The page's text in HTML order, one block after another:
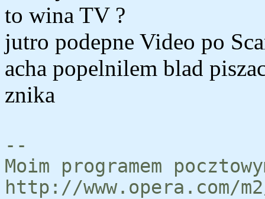
to wina TV ?
jutro podepne Video po
acha popelnilem blad
znika
--
Moim programem
http://www.opera.com/